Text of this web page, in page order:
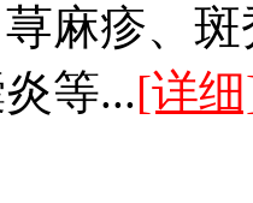
荨麻疹、
等...[详